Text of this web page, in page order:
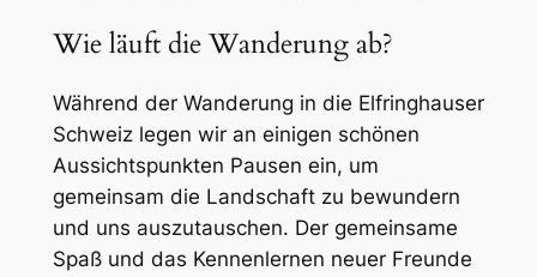
Wie läuft die Wanderung ab?
Während der Wanderung in die Elfringhauser
Schweiz legen wir an einigen schönen
Aussichtspunkten Pausen ein, um
gemeinsam die Landschaft zu bewundern
und uns auszutauschen. Der gemeinsame
Spaß und das Kennenlernen neuer Freunde